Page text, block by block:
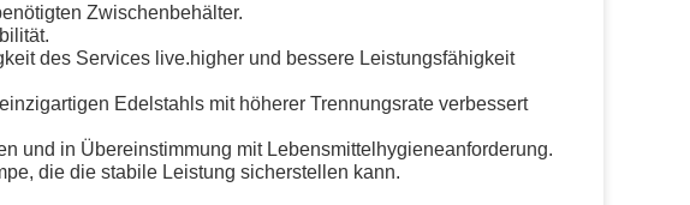
Zwischenbehälter.
des Services live.higher und bessere Leistungsfähigkeit
Edelstahls mit höherer Trennungsrate verbessert
und in Übereinstimmung mit Lebensmittelhygieneanforderung.
die die stabile Leistung sicherstellen kann.